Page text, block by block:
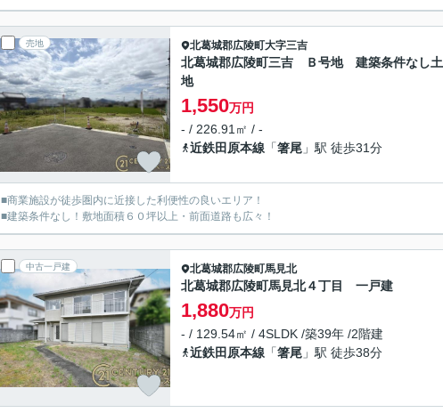
売地 北葛城郡広陵町大字三吉
北葛城郡広陵町三吉 Ｂ号地 建築条件なし土
地
1,550万円
- / 226.91㎡ / -
近鉄田原本線 「箸尾 」駅 徒歩31分
■商業施設が徒歩圏内に近接した利便性の良いエリア！
■建築条件なし！敷地面積６０坪以上・前面道路も広々！
中古一戸建 北葛城郡広陵町馬見北
北葛城郡広陵町馬見北４丁目 一戸建
1,880万円
- / 129.54㎡ / 4SLDK /築39年 /2階建
近鉄田原本線 「箸尾 」駅 徒歩38分